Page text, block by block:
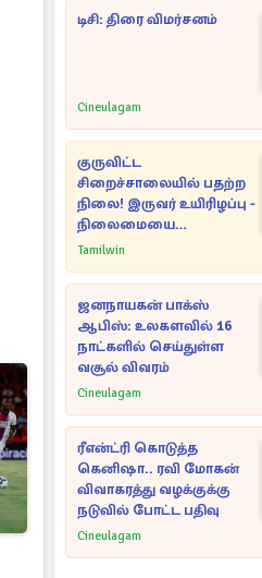
டிசி: திரை விமர்சனம்
Cineulagam
குருவிட்ட
சிறைச்சாலையில் பதற்ற
நிலை! இருவர் உயிரிழப்பு -
நிலைமையை
கட்டுப்படுத்த பொலிஸார்
Tamilwin
ஜனநாயகன் பாக்ஸ்
ஆபிஸ்: உலகளவில் 16
நாட்களில் செய்துள்ள
வசூல் விவரம்
Cineulagam
ரீஎன்ட்ரி கொடுத்த
கெனிஷா.. ரவி மோகன்
விவாகரத்து வழக்குக்கு
நடுவில் போட்ட பதிவு
Cineulagam